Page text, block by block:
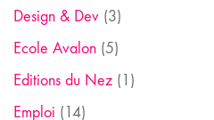
Design & Dev (3)
Ecole Avalon (5)
Editions du Nez (1)
Emploi (14)